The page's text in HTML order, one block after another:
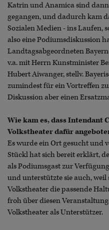
Katrin und Anamica sind
gegangen, und dadurch kam
Sozialen Medien - ins Laufen,
also eine Podiumsdiskussion
Landtagsabgeordneten
v.a. mit Herrn Kunstminister
Hubert Aiwanger, stellv.
zumindest für ein Vortreffen
Diskussion aber einen
Wie kam es, dass Intendant
Volkstheater dafür
Es wurde ein Ort gesucht und
Stückl hat sich bereit erklärt,
als Podiumsgast zur
und unterstützte sie auch,
Volkstheater die passende
froh über diesen
Volkstheater als Unterstützer.